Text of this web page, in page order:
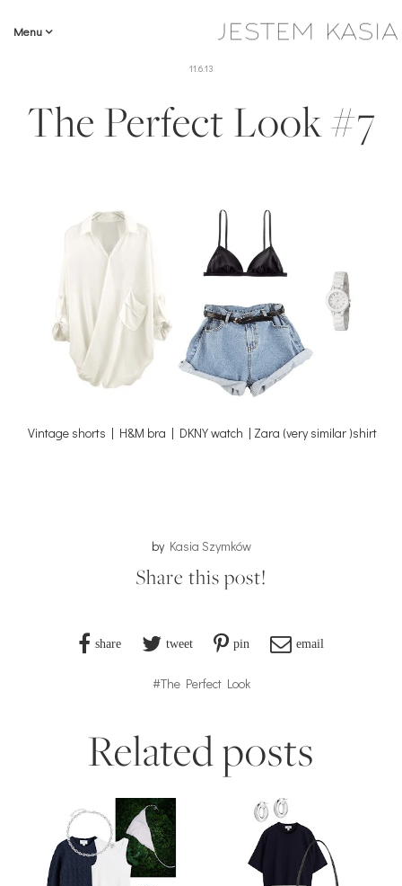
Menu
11.6.13
The Perfect Look #7
Vintage shorts | H&M bra | DKNY watch | Zara (very similar )shirt
by Kasia Szymków
Share this post!
share tweet pin email
#The Perfect Look
Related posts